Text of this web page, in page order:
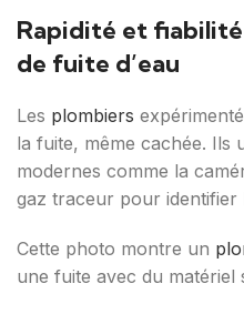
Rapidité et
de fuite d’eau
Les plombiers
la fuite, même cachée. Ils
modernes comme la
gaz traceur pour identifier
Cette photo montre un
une fuite avec du matériel